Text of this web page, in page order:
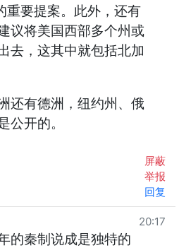
重要提案。此外，还有
议将美国西部多个州或
去，这其中就包括北加
还有德洲，纽约州、俄
公开的。
屏蔽
举报
回复
20:17
的秦制说成是独特的